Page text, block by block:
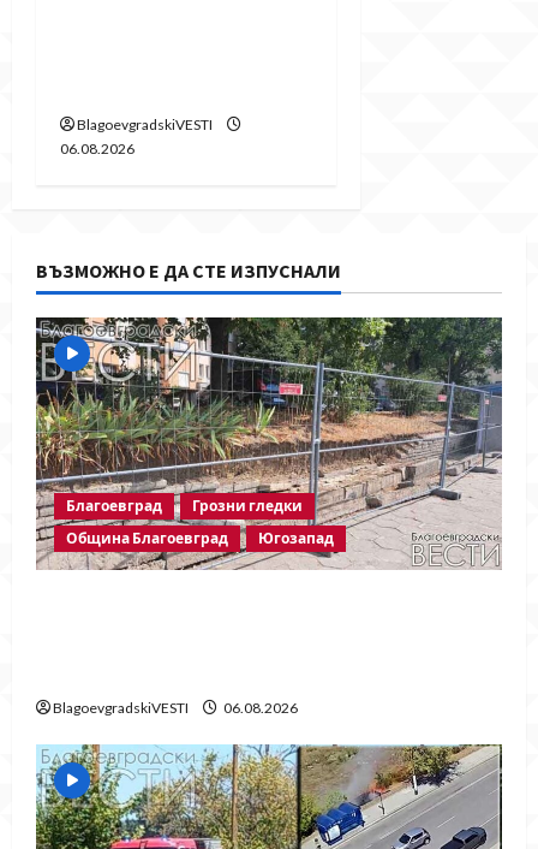
BlagoevgradskiVESTI
06.08.2026
ВЪЗМОЖНО Е ДА СТЕ ИЗПУСНАЛИ
Благоевград
Грозни гледки
Община Благоевград
Югозапад
BlagoevgradskiVESTI 06.08.2026